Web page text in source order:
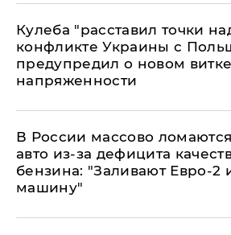
Кулеба "расставил точки
конфликте Украины с
предупредил о новом витке
напряженности
В России массово
авто из-за дефицита
бензина: "Заливают Евро-2
машину"